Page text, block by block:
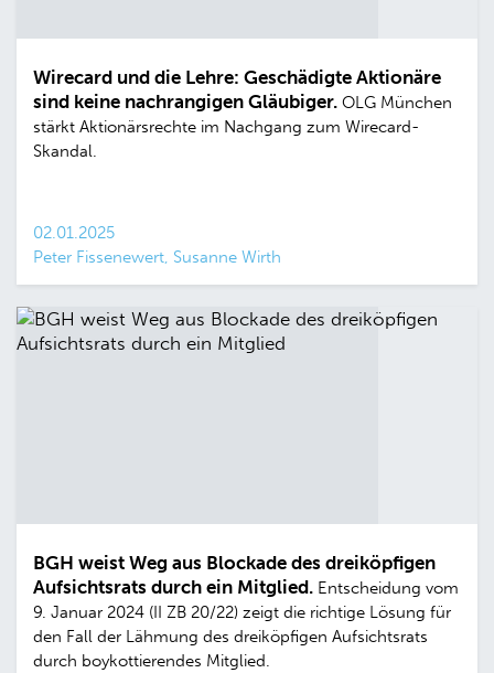
Wirecard und die Lehre: Geschädigte Aktionäre
sind keine nachrangigen Gläubiger. OLG München
stärkt Aktionärsrechte im Nachgang zum Wirecard-
Skandal.
02.01.2025
Peter Fissenewert, Susanne Wirth
BGH weist Weg aus Blockade des dreiköpfigen
Aufsichtsrats durch ein Mitglied. Entscheidung vom
9. Januar 2024 (II ZB 20/22) zeigt die richtige Lösung für
den Fall der Lähmung des dreiköpfigen Aufsichtsrats
durch boykottierendes Mitglied.